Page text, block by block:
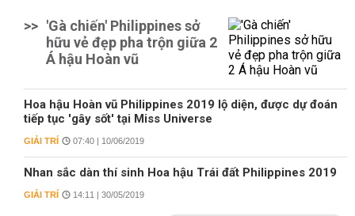
>> 'Gà chiến' Philippines sở
hữu vẻ đẹp pha trộn giữa 2
Á hậu Hoàn vũ
Hoa hậu Hoàn vũ Philippines 2019 lộ diện, được dự đoán
tiếp tục 'gây sốt' tại Miss Universe
GIẢI TRÍ 07:40 | 10/06/2019
Nhan sắc dàn thí sinh Hoa hậu Trái đất Philippines 2019
GIẢI TRÍ 14:11 | 30/05/2019